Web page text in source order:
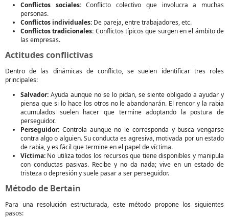
Conflictos sociales:Conflicto colectivo que involucra a muchas
personas.
Conflictos individuales: De pareja, entre trabajadores, etc.
Conflictos tradicionales: Conflictos típicos que surgen en el ámbito de
las empresas.
Actitudes conflictivas
Dentro de las dinámicas de conflicto, se suelen identificar tres roles
principales:
Salvador: Ayuda aunque no se lo pidan, se siente obligado a ayudar y
piensa que si lo hace los otros no le abandonarán. El rencor y la rabia
acumulados suelen hacer que termine adoptando la postura de
perseguidor.
Perseguidor: Controla aunque no le corresponda y busca vengarse
contra algo o alguien. Su conducta es agresiva, motivada por un estado
de rabia, y es fácil que termine en el papel de víctima.
Víctima: No utiliza todos los recursos que tiene disponibles y manipula
con conductas pasivas. Recibe y no da nada; vive en un estado de
tristeza o depresión y suele pasar a ser perseguidor.
Método de Bertain
Para una resolución estructurada, este método propone los siguientes
pasos: